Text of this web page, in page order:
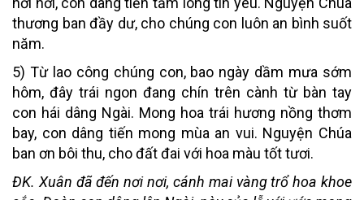
thương ban đầy dư, cho chúng con luôn an bình suốt
năm.
5) Từ lao công chúng con, bao ngày dầm mưa sớm
hôm, đây trái ngon đang chín trên cành từ bàn tay
con hái dâng Ngài. Mong hoa trái hương nồng thơm
bay, con dâng tiến mong mùa an vui. Nguyện Chúa
ban ơn bôi thu, cho đất đai với hoa màu tốt tươi.
ĐK. Xuân đã đến nơi nơi, cánh mai vàng trổ hoa khoe